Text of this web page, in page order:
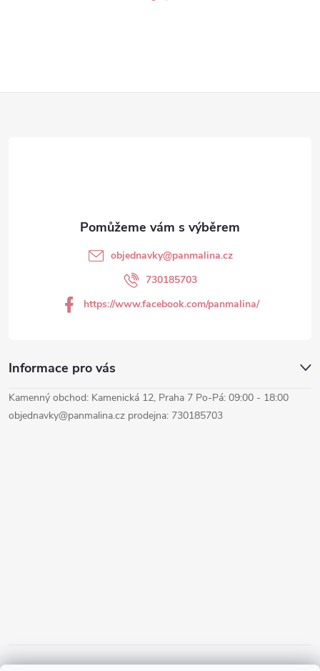
Informace pro vás
objednavky@panmalina.cz
730185703
https://www.facebook.com/panmalina/
Kamenný obchod: Kamenická 12, Praha 7 Po-Pá: 09:00 - 18:00
objednavky@panmalina.cz prodejna: 730185703